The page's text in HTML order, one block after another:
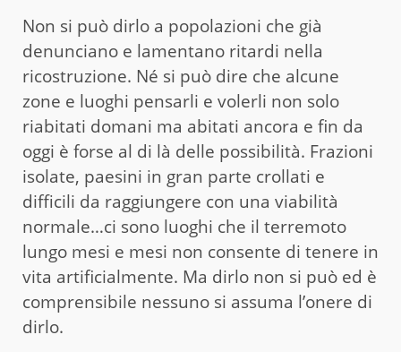
Non si può dirlo a popolazioni che già
denunciano e lamentano ritardi nella
ricostruzione. Né si può dire che alcune
zone e luoghi pensarli e volerli non solo
riabitati domani ma abitati ancora e fin da
oggi è forse al di là delle possibilità. Frazioni
isolate, paesini in gran parte crollati e
difficili da raggiungere con una viabilità
normale…ci sono luoghi che il terremoto
lungo mesi e mesi non consente di tenere in
vita artificialmente. Ma dirlo non si può ed è
comprensibile nessuno si assuma l’onere di
dirlo.